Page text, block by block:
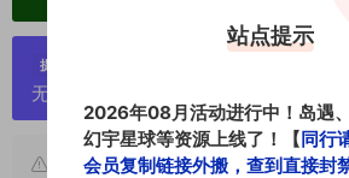
提示：
严禁搬运资源链接，一经发
无露点、需求请绕道，关闭本站网页！
申明：本文资源均来源网友分享，若
站点提示
2026年08月活动进行中！岛遇、
幻宇星球等资源上线了！【同行
会员复制链接外搬，查到直接封